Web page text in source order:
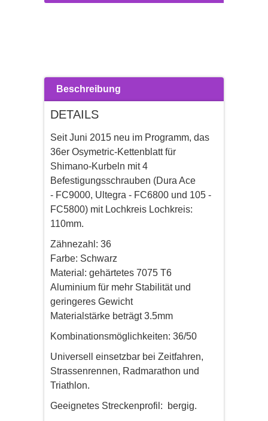
Beschreibung
DETAILS
Seit Juni 2015 neu im Programm, das
36er Osymetric-Kettenblatt für
Shimano-Kurbeln mit 4
Befestigungsschrauben (Dura Ace
- FC9000, Ultegra - FC6800 und 105 -
FC5800) mit Lochkreis Lochkreis:
110mm.
Zähnezahl: 36
Farbe: Schwarz
Material: gehärtetes 7075 T6
Aluminium für mehr Stabilität und
geringeres Gewicht
Materialstärke beträgt 3.5mm
Kombinationsmöglichkeiten: 36/50
Universell einsetzbar bei Zeitfahren,
Strassenrennen, Radmarathon und
Triathlon.
Geeignetes Streckenprofil: bergig.